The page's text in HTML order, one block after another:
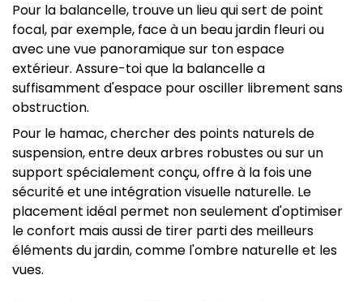
Pour la balancelle, trouve un lieu qui sert de point
focal, par exemple, face à un beau jardin fleuri ou
avec une vue panoramique sur ton espace
extérieur. Assure-toi que la balancelle a
suffisamment d'espace pour osciller librement sans
obstruction.
Pour le hamac, chercher des points naturels de
suspension, entre deux arbres robustes ou sur un
support spécialement conçu, offre à la fois une
sécurité et une intégration visuelle naturelle. Le
placement idéal permet non seulement d'optimiser
le confort mais aussi de tirer parti des meilleurs
éléments du jardin, comme l'ombre naturelle et les
vues.